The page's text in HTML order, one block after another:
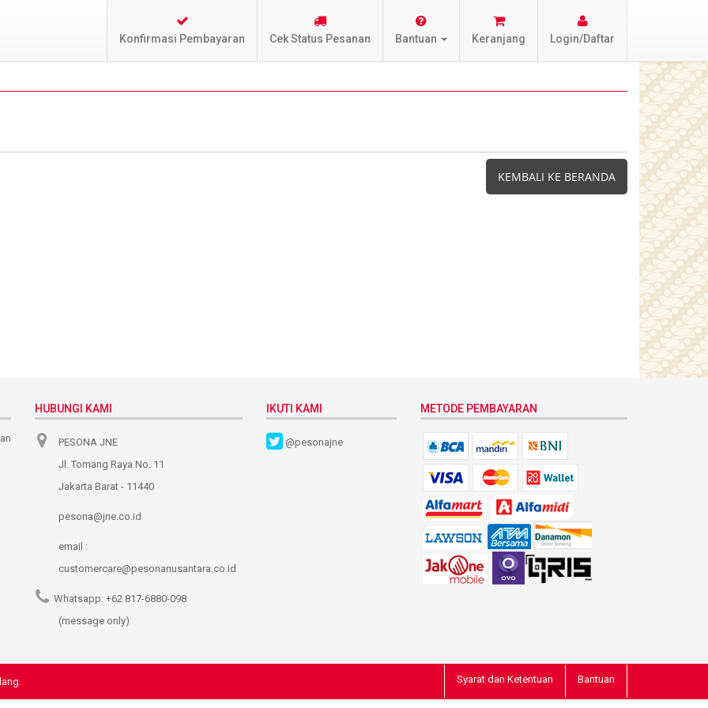
Konfirmasi Pembayaran Cek Status Pesanan Bantuan Keranjang Login/Daftar
KEMBALI KE BERANDA
HUBUNGI KAMI
PESONA JNE
Jl. Tomang Raya No. 11
Jakarta Barat - 11440
pesona@jne.co.id
email :
customercare@pesonanusantara.co.id
Whatsapp: +62 817-6880-098
(message only)
IKUTI KAMI
@pesonajne
METODE PEMBAYARAN
Syarat dan Ketentuan Bantuan